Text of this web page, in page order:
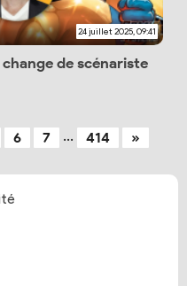
24 juillet 2025, 09:41
de scénariste
6 7 ... 414 »